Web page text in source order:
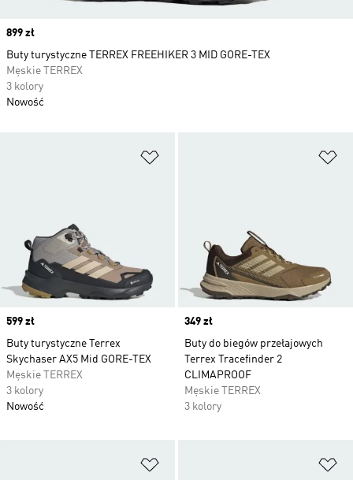
Price
599 zł
Buty turystyczne Terrex
Skychaser AX5 Mid GORE-TEX
Męskie TERREX
3 kolory
Nowość
Price
349 zł
Buty do biegów przełajowych
Terrex Tracefinder 2
CLIMAPROOF
Męskie TERREX
3 kolory
Price
899 zł
Buty turystyczne TERREX FREEHIKER 3 MID GORE-TEX
Męskie TERREX
3 kolory
Nowość